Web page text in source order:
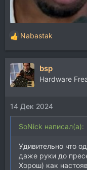
Р
е
а
к
ц
и
и
:
Nabastak
bsp
Hardware
14 Дек 2024
SoNick написал(а):
Удивительно что
даже руки до
Хорош) как